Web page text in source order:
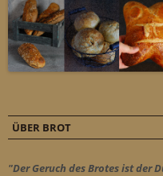
ÜBER BROT
"Der Geruch des Brotes ist der